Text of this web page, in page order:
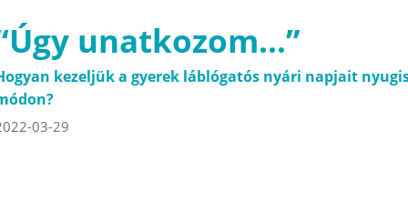
unatkozom…”
kezeljük a gyerek láblógatós nyári napjait
03-29